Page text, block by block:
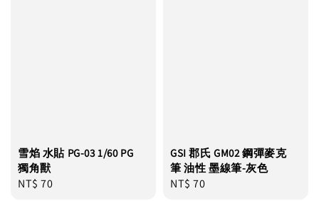
雪焰 水貼 PG-03 1/60 PG
獨角獸
Regular
NT$ 70
GSI 郡氏 GM02 鋼彈麥克
筆 油性 墨線筆-灰色
Regular
NT$ 70